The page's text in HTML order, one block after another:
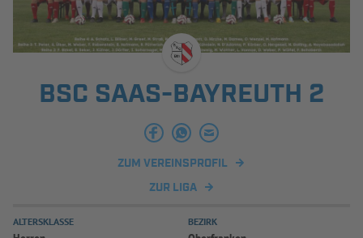
AUSBILDUNG & FÖRDERUNG
INFOTHEK SPIELPLUS
BSC SAAS-BAYREUTH 2
ZUM VEREINSPROFIL
ZUR LIGA
ALTERSKLASSE BEZIRK